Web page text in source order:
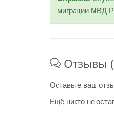
миграции МВД
Отзывы
Оставьте ваш
Ещё никто не